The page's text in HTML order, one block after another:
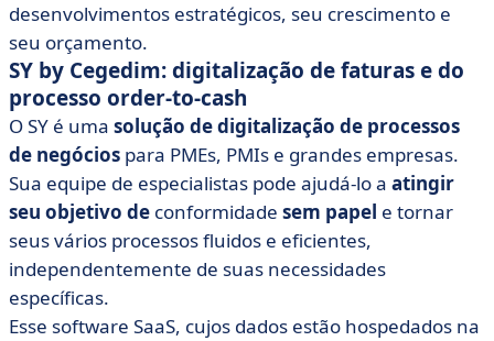
desenvolvimentos estratégicos, seu crescimento e
seu orçamento.
SY by Cegedim: digitalização de faturas e do
processo order-to-cash
O SY é uma solução de digitalização de processos
de negócios para PMEs, PMIs e grandes empresas.
Sua equipe de especialistas pode ajudá-lo a atingir
seu objetivo de conformidade sem papel e tornar
seus vários processos fluidos e eficientes,
independentemente de suas necessidades
específicas.
Esse software SaaS, cujos dados estão hospedados na